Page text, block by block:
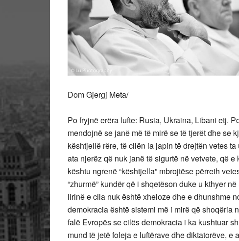
Dom Gjergj Meta/
Po fryjnë erëra lufte: Rusia, Ukraina, Libani etj.
mendojnë se janë më të mirë se të tjerët dhe se
kështjellë rëre, të cilën ia japin të drejtën vetes
ata njerëz që nuk janë të sigurtë në vetvete, që
kështu ngrenë “kështjella” mbrojtëse përreth
“zhurmë” kundër që i shqetëson duke u kthyer
lirinë e cila nuk është xheloze dhe e dhunshme
demokracia është sistemi më i mirë që shoqëria
falë Evropës se cilës demokracia i ka kushtuar
mund të jetë foleja e luftërave dhe diktatorëve,